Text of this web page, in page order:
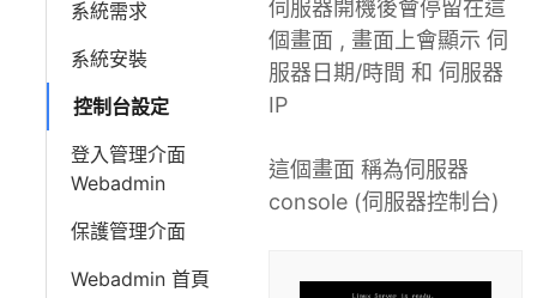
系統需求
系統安裝
控制台設定
登入管理介面
Webadmin
保護管理介面
Webadmin 首頁
伺服器開機後會停留在這
個畫面 , 畫面上會顯示 伺
服器日期/時間 和 伺服器
IP
這個畫面 稱為伺服器
console (伺服器控制台)